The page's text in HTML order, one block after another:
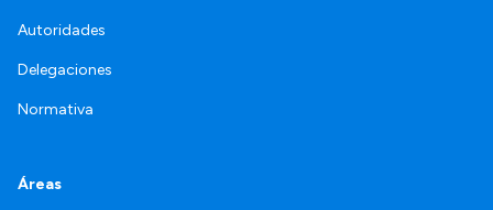
Autoridades
Delegaciones
Normativa
Áreas